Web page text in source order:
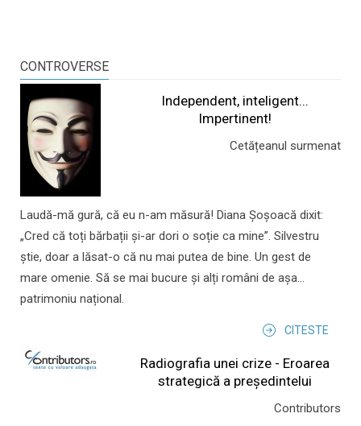
CONTROVERSE
Independent, inteligent...
Impertinent!
Cetățeanul surmenat
Laudă-mă gură, că eu n-am măsură! Diana Șoșoacă dixit:
„Cred că toți bărbații și-ar dori o soție ca mine”. Silvestru
știe, doar a lăsat-o că nu mai putea de bine. Un gest de
mare omenie. Să se mai bucure și alți români de așa...
patrimoniu național.
CITESTE
Radiografia unei crize - Eroarea
strategică a președintelui
Contributors